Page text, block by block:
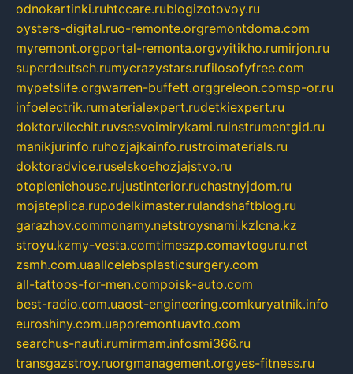
odnokartinki.ruhtccare.rublogizotovoy.ru
oysters-digital.ruo-remonte.orgremontdoma.com
myremont.orgportal-remonta.orgvyitikho.rumirjon.ru
superdeutsch.rumycrazystars.rufilosofyfree.com
mypetslife.orgwarren-buffett.orggreleon.comsp-or.ru
infoelectrik.rumaterialexpert.rudetkiexpert.ru
doktorvilechit.ruvsesvoimirykami.ruinstrumentgid.ru
manikjurinfo.ruhozjajkainfo.rustroimaterials.ru
doktoradvice.ruselskoehozjajstvo.ru
otopleniehouse.rujustinterior.ruchastnyjdom.ru
mojateplica.rupodelkimaster.rulandshaftblog.ru
garazhov.commonamy.netstroysnami.kzlcna.kz
stroyu.kzmy-vesta.comtimeszp.comavtoguru.net
zsmh.com.uaallcelebsplasticsurgery.com
all-tattoos-for-men.compoisk-auto.com
best-radio.com.uaost-engineering.comkuryatnik.info
euroshiny.com.uaporemontuavto.com
searchus-nauti.rumirmam.infosmi366.ru
transgazstroy.ruorgmanagement.orgyes-fitness.ru